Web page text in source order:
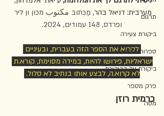
תרגום
ביקורת צעירה
ספרות ילדים
ביקורת על הביקורת
פרק מספר
מסה
מערבית: דניאל בהר, מַכְּתוּבּ مكتوب מכון ון ליר
ופרדס, 148 עמודים, 2024.
לקרוא את הספר הזה בעברית, ובעיניים
ישראליות, פירושו להיות, במידה מסוימת, קורא.ת
לא קרוא.ה, לבצע אותו בנתיב לא סלול.
כרמית רוזן